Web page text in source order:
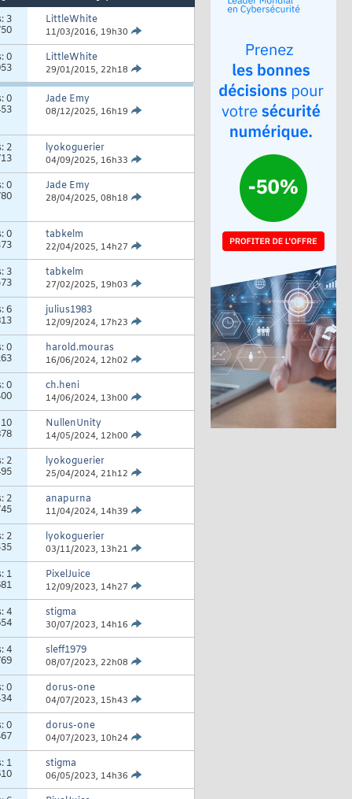
3
LittleWhite
11/03/2016, 19h30
0
LittleWhite
29/01/2015, 22h18
0
Jade Emy
08/12/2025, 16h19
2
lyokoguerier
04/09/2025, 16h33
0
Jade Emy
28/04/2025, 08h18
0
tabkelm
22/04/2025, 14h27
3
tabkelm
27/02/2025, 19h03
6
julius1983
12/09/2024, 17h23
0
harold.mouras
16/06/2024, 12h02
0
ch.heni
14/06/2024, 13h00
10
NullenUnity
14/05/2024, 12h00
2
lyokoguerier
25/04/2024, 21h12
2
anapurna
11/04/2024, 14h39
2
lyokoguerier
03/11/2023, 13h21
1
PixelJuice
12/09/2023, 14h27
4
stigma
30/07/2023, 14h16
4
sleff1979
08/07/2023, 22h08
0
dorus-one
04/07/2023, 15h43
0
dorus-one
04/07/2023, 10h24
1
stigma
06/05/2023, 14h36